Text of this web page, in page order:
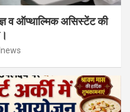
व ऑप्थाल्मिक असिस्टेंट की